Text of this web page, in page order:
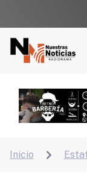
Inicio 